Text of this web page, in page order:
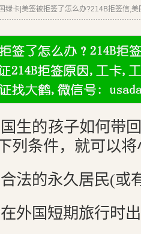
绿卡|美签被拒签了怎么办?214B拒签信,
生的孩子如何带
列条件，就可以
法的永久居民(或
外国短期旅行时